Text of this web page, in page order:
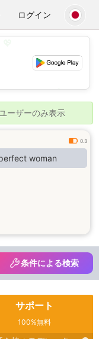
ログイン
💕
ーザーのみ表示
0.3
woman
条件による検索
サポート
100%無料